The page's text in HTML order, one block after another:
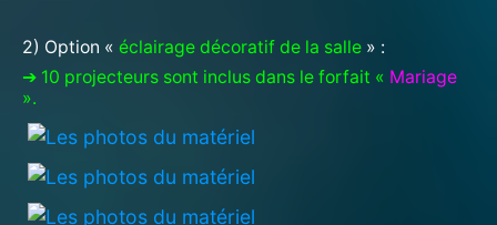
2) Option « éclairage décoratif de la salle » :
➔ 10 projecteurs sont inclus dans le forfait « Mariage
».